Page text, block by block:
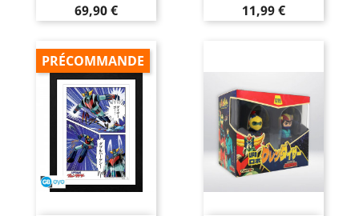
Prix
69,90 € Prix
11,99 €
PRÉCOMMANDE